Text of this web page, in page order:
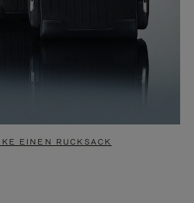
EINEN RUCKSACK